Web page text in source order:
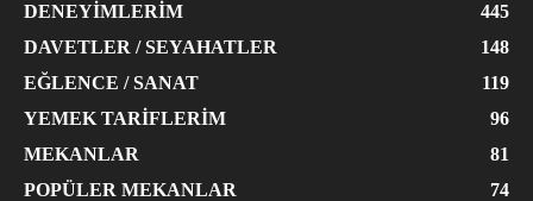
DENEYIMLERIM
445
DAVETLER / SEYAHATLER
148
EĞLENCE / SANAT
119
YEMEK TARIFLERIM
96
MEKANLAR
81
POPÜLER MEKANLAR
74